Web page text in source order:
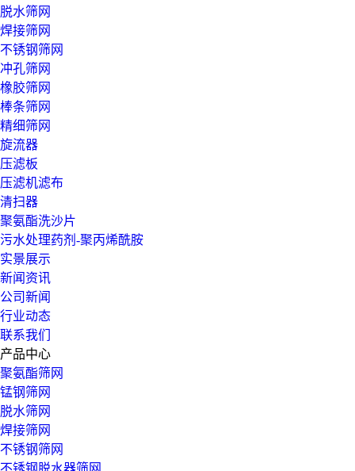
脱水筛网
焊接筛网
不锈钢筛网
冲孔筛网
橡胶筛网
棒条筛网
精细筛网
旋流器
压滤板
压滤机滤布
清扫器
聚氨酯洗沙片
污水处理药剂-聚丙烯酰胺
实景展示
新闻资讯
公司新闻
行业动态
联系我们
产品中心
聚氨酯筛网
锰钢筛网
脱水筛网
焊接筛网
不锈钢筛网
不锈钢脱水器筛网